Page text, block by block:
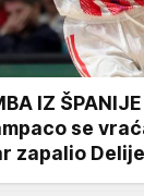
IZ
se
zapalio